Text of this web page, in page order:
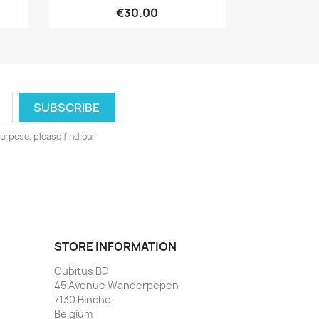
€30.00
please find our
STORE INFORMATION
Cubitus BD
45 Avenue Wanderpepen
7130 Binche
Belgium